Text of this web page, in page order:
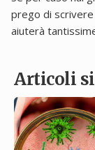
prego di
aiuterà
Articoli